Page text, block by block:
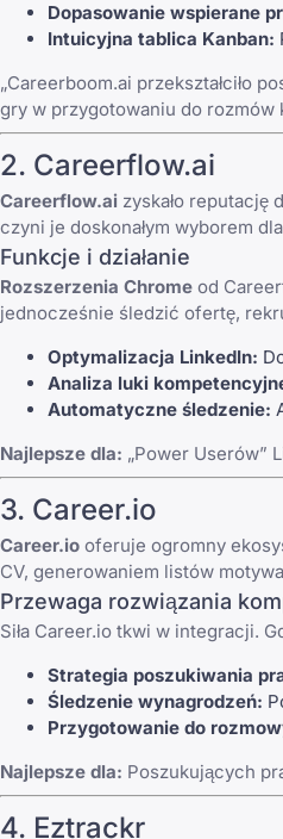
Dopasowanie wspierane
Intuicyjna tablica Kanban:
„Careerboom.ai przekształciło
gry w przygotowaniu do
2. Careerflow.ai
Careerflow.ai zyskało reputację
czyni je doskonałym wyborem
Funkcje i działanie
Rozszerzenia Chrome od
jednocześnie śledzić ofertę,
Optymalizacja LinkedIn:
Analiza luki
Automatyczne śledzenie:
Najlepsze dla: „Power Userów”
3. Career.io
Career.io oferuje ogromny
CV, generowaniem listów
Przewaga rozwiązania
Siła Career.io tkwi w integracji.
Strategia poszukiwania
Śledzenie wynagrodzeń:
Przygotowanie do
Najlepsze dla: Poszukujących
4. Eztrackr